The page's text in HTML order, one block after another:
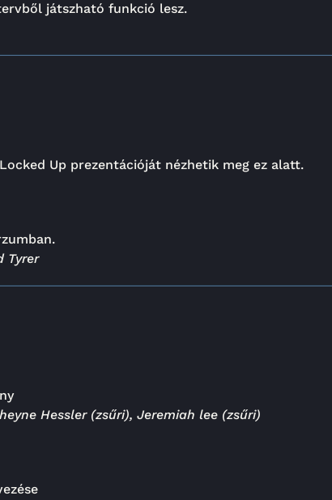
játszható funkció lesz.
Up prezentációját nézhetik meg ez alatt.
Tyrer
Hessler (zsűri), Jeremiah lee (zsűri)